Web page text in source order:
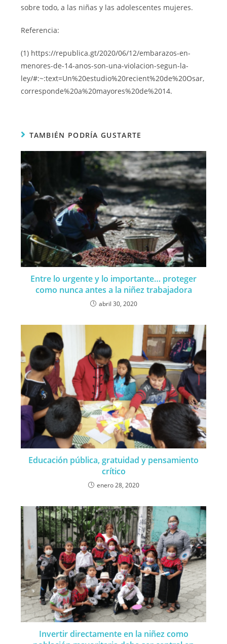
sobre todo, a las niñas y las adolescentes mujeres.
Referencia:
(1) https://republica.gt/2020/06/12/embarazos-en-
menores-de-14-anos-son-una-violacion-segun-la-
ley/#:~:text=Un%20estudio%20recient%20de%20Osar,
corresponde%20a%20mayores%20de%2014.
TAMBIÉN PODRÍA GUSTARTE
Entre lo urgente y lo importante… proteger
como nunca antes a la niñez trabajadora
abril 30, 2020
Educación pública, gratuidad y pensamiento
crítico
enero 28, 2020
Invertir directamente en la niñez como